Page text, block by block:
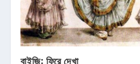
বাইজি: ফিরে দেখা